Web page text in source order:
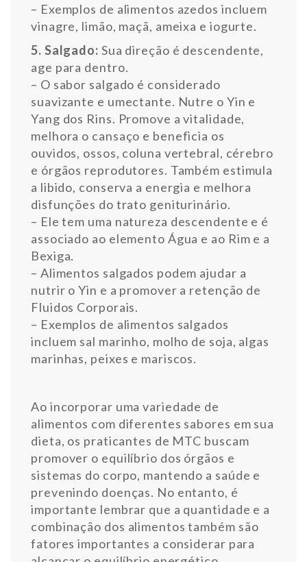
– Exemplos de alimentos azedos incluem
vinagre, limão, maçã, ameixa e iogurte.
5. Salgado: Sua direção é descendente,
age para dentro.
– O sabor salgado é considerado
suavizante e umectante. Nutre o Yin e
Yang dos Rins. Promove a vitalidade,
melhora o cansaço e beneficia os
ouvidos, ossos, coluna vertebral, cérebro
e órgãos reprodutores. Também estimula
a libido, conserva a energia e melhora
disfunções do trato geniturinário.
– Ele tem uma natureza descendente e é
associado ao elemento Água e ao Rim e a
Bexiga.
– Alimentos salgados podem ajudar a
nutrir o Yin e a promover a retenção de
Fluidos Corporais.
– Exemplos de alimentos salgados
incluem sal marinho, molho de soja, algas
marinhas, peixes e mariscos.
Ao incorporar uma variedade de
alimentos com diferentes sabores em sua
dieta, os praticantes de MTC buscam
promover o equilíbrio dos órgãos e
sistemas do corpo, mantendo a saúde e
prevenindo doenças. No entanto, é
importante lembrar que a quantidade e a
combinação dos alimentos também são
fatores importantes a considerar para